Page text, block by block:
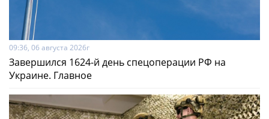
09:36, 06 августа 2026г
Завершился 1624-й день спецоперации РФ на
Украине. Главное